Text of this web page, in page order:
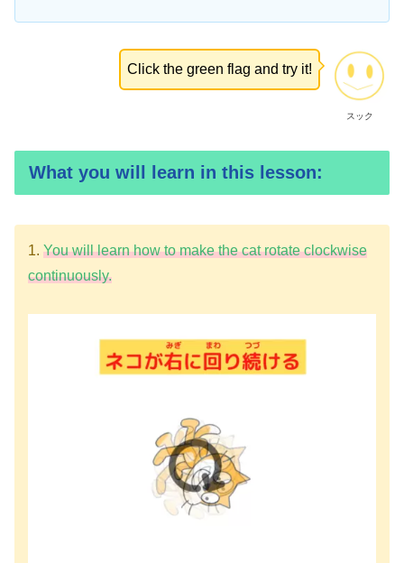
スック
Click the green flag and try it!
What you will learn in this lesson:
1. You will learn how to make the cat rotate clockwise
continuously.